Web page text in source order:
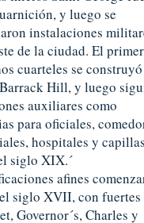
y luego se
instalaciones
de la ciudad. El
cuarteles se
Hill, y luego
auxiliares como
para oficiales,
hospitales y capillas
siglo XIX.´
afines
siglo XVII, con fuertes
Governor´s, Charles y